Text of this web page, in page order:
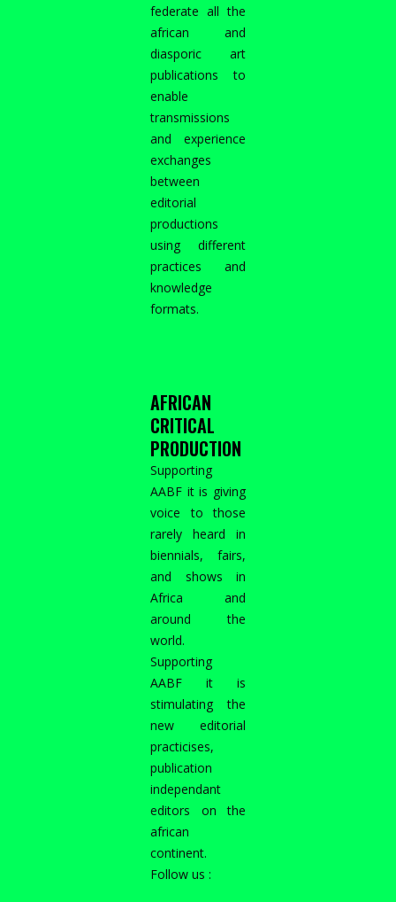
federate all the
african and
diasporic art
publications to
enable
transmissions
and experience
exchanges
between
editorial
productions
using different
practices and
knowledge
formats.
AFRICAN
CRITICAL
PRODUCTION
Supporting
AABF it is giving
voice to those
rarely heard in
biennials, fairs,
and shows in
Africa and
around the
world.
Supporting
AABF it is
stimulating the
new editorial
practicises,
publication
independant
editors on the
african
continent.
Follow us :